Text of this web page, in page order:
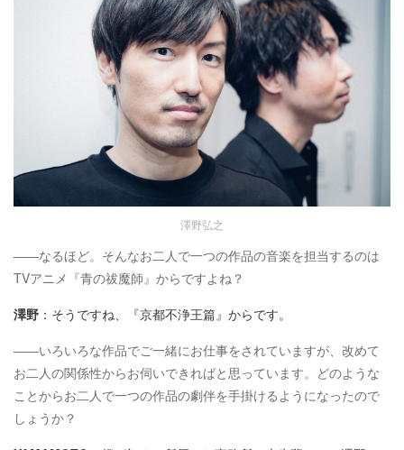
澤野弘之
――なるほど。そんなお二人で一つの作品の音楽を担当するのは
TVアニメ『青の祓魔師』からですよね？
澤野 ：そうですね、『京都不浄王篇』からです。
――いろいろな作品でご一緒にお仕事をされていますが、改めて
お二人の関係性からお伺いできればと思っています。どのような
ことからお二人で一つの作品の劇伴を手掛けるようになったので
しょうか？